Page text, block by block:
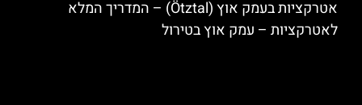
אטרקציות בעמק אוץ (Ötztal) – המדריך המלא
לאטרקציות – עמק אוץ בטירול